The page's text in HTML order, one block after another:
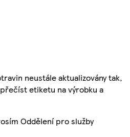
neustále aktualizovány tak,
etiketu na výrobku a
Oddělení pro služby